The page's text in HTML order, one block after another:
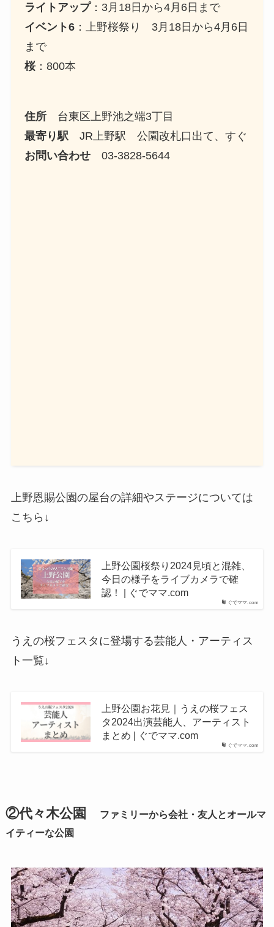
ライトアップ：3月18日から4月6日まで
イベント6 ：上野桜祭り 3月18日から4月6日
まで
桜：800本
住所 台東区上野池之端3丁目
最寄り駅 JR上野駅 公園改札口出て、すぐ
お問い合わせ 03-3828-5644
上野恩賜公園の屋台の詳細やステージについては
こちら↓
ぐでママ.com
上野公園桜祭り2024見頃と混雑、
今日の様子をライブカメラで確
認！ | ぐでママ.com
うえの桜フェスタに登場する芸能人・アーティス
ト一覧↓
ぐでママ.com
上野公園お花見｜うえの桜フェス
タ2024出演芸能人、アーティスト
まとめ | ぐでママ.com
②代々木公園
ファミリーから会社・友人とオールマ
イティーな公園